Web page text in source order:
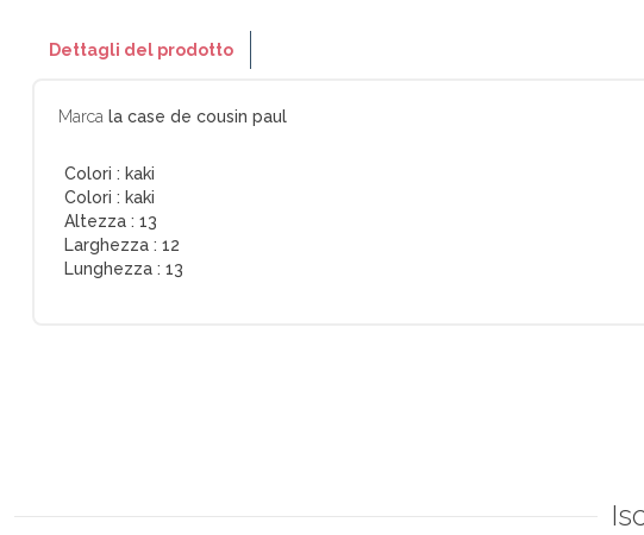
Dettagli del prodotto
Marca la case de cousin paul
Colori : kaki
Colori : kaki
Altezza : 13
Larghezza : 12
Lunghezza : 13